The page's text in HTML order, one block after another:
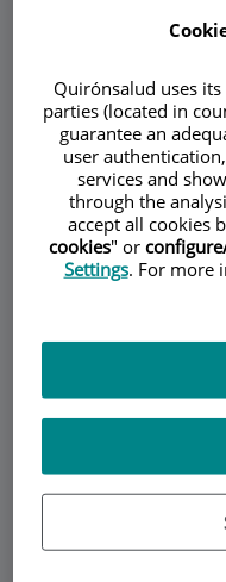
DescripciónServicios
Horario
¿Cuál es el
endometriosis?
En la actualidad el
endometriosis es
Debido a los
Quirónsalud uses
parties (located in
guarantee an
user
services and
through the
accept all cookies
cookies" or
Settings. For more